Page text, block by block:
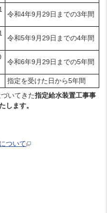
令和4年9月29日までの3年間
令和5年9月29日までの4年間
令和6年9月29日までの5年間
指定を受けた日から5年間
いてきた指定給水装置工事事
します。
ついて